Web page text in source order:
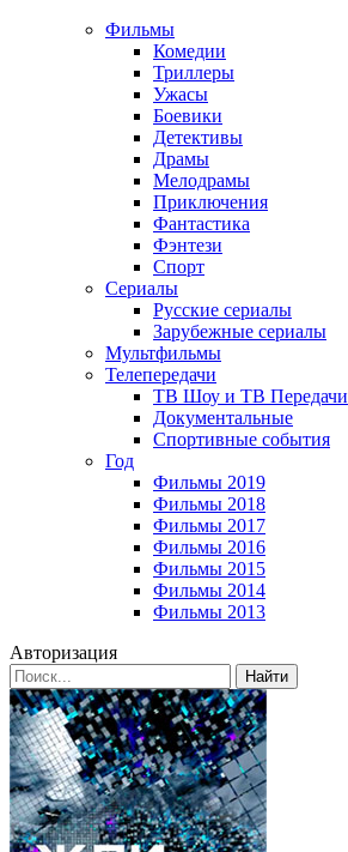
Фильмы
Комедии
Триллеры
Ужасы
Боевики
Детективы
Драмы
Мелодрамы
Приключения
Фантастика
Фэнтези
Спорт
Сериалы
Русские сериалы
Зарубежные сериалы
Мультфильмы
Телепередачи
ТВ Шоу и ТВ Передачи
Документальные
Спортивные события
Год
Фильмы 2019
Фильмы 2018
Фильмы 2017
Фильмы 2016
Фильмы 2015
Фильмы 2014
Фильмы 2013
Авторизация
Найти